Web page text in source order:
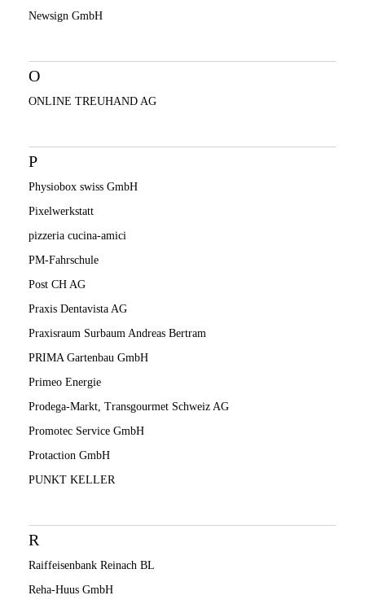
Newsign GmbH
O
ONLINE TREUHAND AG
P
Physiobox swiss GmbH
Pixelwerkstatt
pizzeria cucina-amici
PM-Fahrschule
Post CH AG
Praxis Dentavista AG
Praxisraum Surbaum Andreas Bertram
PRIMA Gartenbau GmbH
Primeo Energie
Prodega-Markt, Transgourmet Schweiz AG
Promotec Service GmbH
Protaction GmbH
PUNKT KELLER
R
Raiffeisenbank Reinach BL
Reha-Huus GmbH